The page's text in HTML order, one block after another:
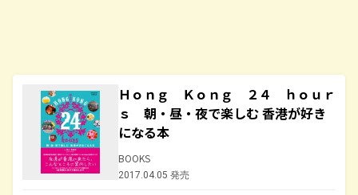
Ｈｏｎｇ Ｋｏｎｇ ２４ ｈｏｕｒ
ｓ 朝・昼・夜で楽しむ 香港が好き
になる本
BOOKS
2017.04.05 発売